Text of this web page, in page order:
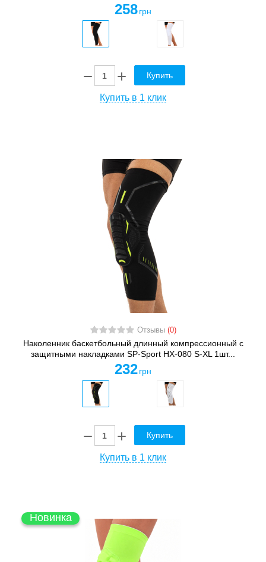
258 грн
Купить
Купить в 1 клик
Отзывы (0)
Наколенник баскетбольный длинный компрессионный с
защитными накладками SP-Sport HX-080 S-XL 1шт...
232 грн
Купить
Купить в 1 клик
Новинка